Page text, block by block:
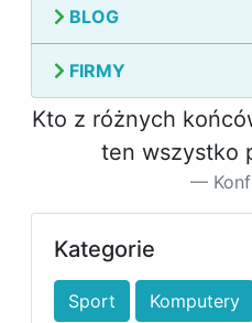
BLOG
FIRMY
Kto z różnych
ten wszystko
Kategorie
Sport Komputery